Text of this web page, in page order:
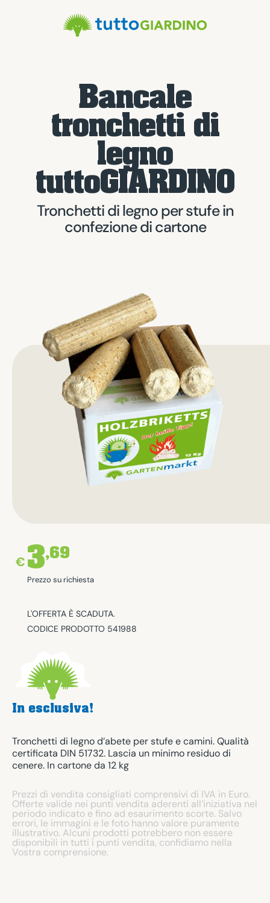
Bancale
tronchetti di
legno
tuttoGIARDINO
Tronchetti di legno per stufe in
confezione di cartone
L'OFFERTA È SCADUTA.
CODICE PRODOTTO 541988
€3,69
Prezzo su richiesta
In esclusiva!
Tronchetti di legno d’abete per stufe e camini. Qualità
certificata DIN 51732. Lascia un minimo residuo di
cenere. In cartone da 12 kg
Prezzi di vendita consigliati comprensivi di IVA in Euro.
Offerte valide nei punti vendita aderenti all’iniziativa nel
periodo indicato e fino ad esaurimento scorte. Salvo
errori, le immagini e le foto hanno valore puramente
illustrativo. Alcuni prodotti potrebbero non essere
disponibili in tutti i punti vendita, confidiamo nella
Vostra comprensione.